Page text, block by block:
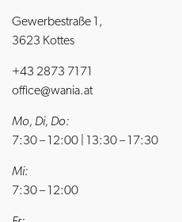
Gewerbestraße 1,
3623 Kottes
+43 2873 7171
office@wania.at
Mo, Di, Do:
7:30 – 12:00 | 13:30 – 17:30
Mi:
7:30 – 12:00